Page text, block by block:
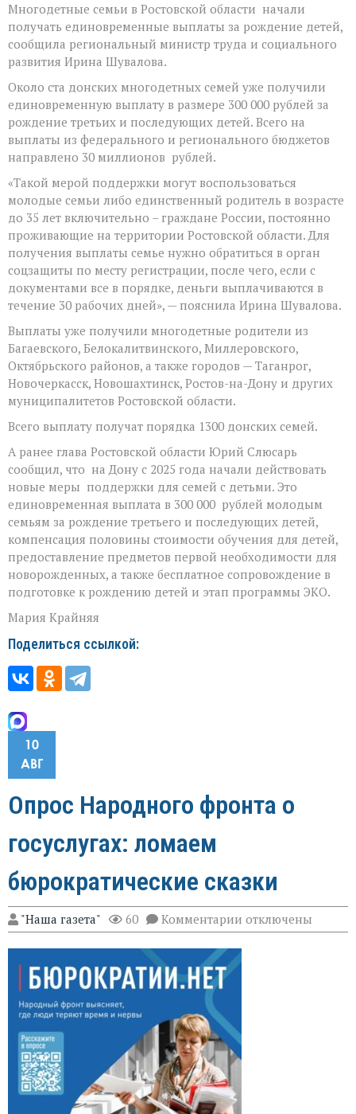
Многодетные семьи в Ростовской области начали
получать единовременные выплаты за рождение детей,
сообщила региональный министр труда и социального
развития Ирина Шувалова.
Около ста донских многодетных семей уже получили
единовременную выплату в размере 300 000 рублей за
рождение третьих и последующих детей. Всего на
выплаты из федерального и регионального бюджетов
направлено 30 миллионов рублей.
«Такой мерой поддержки могут воспользоваться
молодые семьи либо единственный родитель в возрасте
до 35 лет включительно – граждане России, постоянно
проживающие на территории Ростовской области. Для
получения выплаты семье нужно обратиться в орган
соцзащиты по месту регистрации, после чего, если с
документами все в порядке, деньги выплачиваются в
течение 30 рабочих дней», — пояснила Ирина Шувалова.
Выплаты уже получили многодетные родители из
Багаевского, Белокалитвинского, Миллеровского,
Октябрьского районов, а также городов — Таганрог,
Новочеркасск, Новошахтинск, Ростов-на-Дону и других
муниципалитетов Ростовской области.
Всего выплату получат порядка 1300 донских семей.
А ранее глава Ростовской области Юрий Слюсарь
сообщил, что на Дону с 2025 года начали действовать
новые меры поддержки для семей с детьми. Это
единовременная выплата в 300 000 рублей молодым
семьям за рождение третьего и последующих детей,
компенсация половины стоимости обучения для детей,
предоставление предметов первой необходимости для
новорожденных, а также бесплатное сопровождение в
подготовке к рождению детей и этап программы ЭКО.
Мария Крайняя
Поделиться ссылкой:
10
АВГ
Опрос Народного фронта о
госуслугах: ломаем
бюрократические сказки
"Наша газета" 60 Комментарии к
записи
отключены